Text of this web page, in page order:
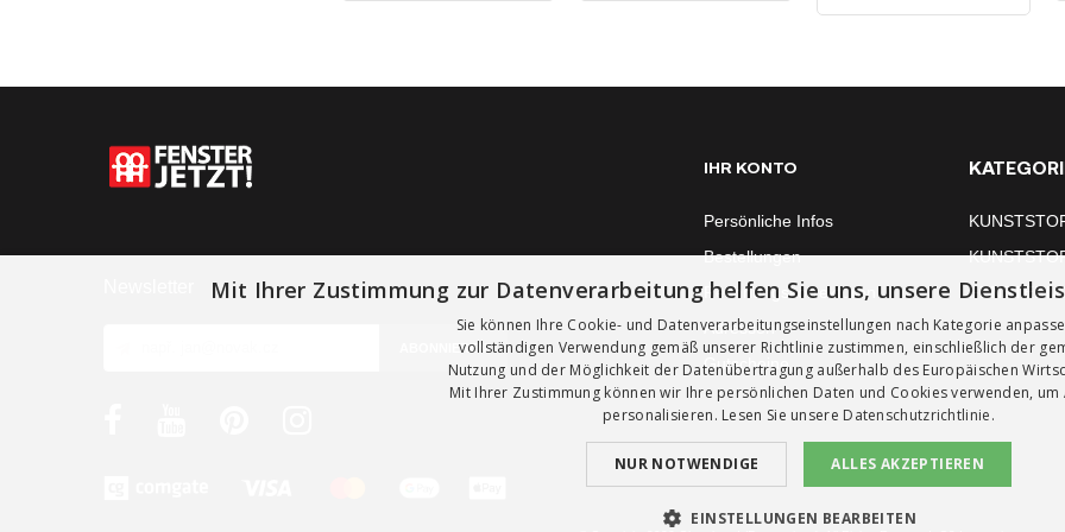
IHR KONTO
Persönliche Infos
Bestellungen
Rechnungskorrekturen
Adressen
Gutscheine
Mit Ihrer Zustimmung zur Datenverarbeitung helfen Sie uns, unsere
Sie können Ihre Cookie- und Datenverarbeitungseinstellungen nach Kategorie
vollständigen Verwendung gemäß unserer Richtlinie zustimmen, einschließlich der
Nutzung und der Möglichkeit der Datenübertragung außerhalb des Europäischen
Mit Ihrer Zustimmung können wir Ihre persönlichen Daten und Cookies verwenden, um
personalisieren. Lesen Sie unsere Datenschutzrichtlinie.
ALLES AKZEPTIEREN
NUR NOTWENDIGE
EINSTELLUNGEN BEARBEITEN